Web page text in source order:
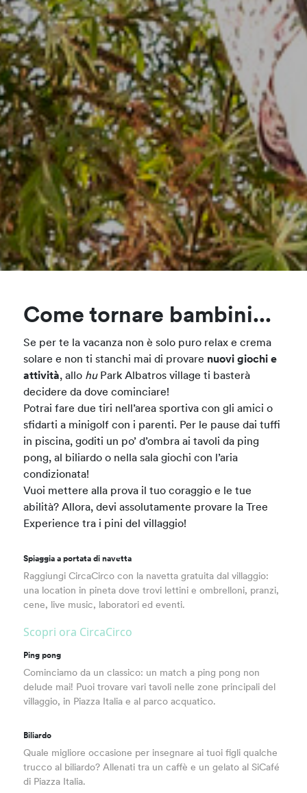
Come tornare bambini...
Se per te la vacanza non è solo puro relax e crema
solare e non ti stanchi mai di provare nuovi giochi e
attività, allo huPark Albatros village ti basterà
decidere da dove cominciare!
Potrai fare due tiri nell’area sportiva con gli amici o
sfidarti a minigolf con i parenti. Per le pause dai tuffi
in piscina, goditi un po’ d’ombra ai tavoli da ping
pong, al biliardo o nella sala giochi con l’aria
condizionata!
Vuoi mettere alla prova il tuo coraggio e le tue
abilità? Allora, devi assolutamente provare la Tree
Experience tra i pini del villaggio!
Spiaggia a portata di navetta
Raggiungi CircaCirco con la navetta gratuita dal villaggio:
una location in pineta dove trovi lettini e ombrelloni, pranzi,
cene, live music, laboratori ed eventi.
Scopri ora CircaCirco
Ping pong
Cominciamo da un classico: un match a ping pong non
delude mai! Puoi trovare vari tavoli nelle zone principali del
villaggio, in Piazza Italia e al parco acquatico.
Biliardo
Quale migliore occasione per insegnare ai tuoi figli qualche
trucco al biliardo? Allenati tra un caffè e un gelato al SiCafé
di Piazza Italia.